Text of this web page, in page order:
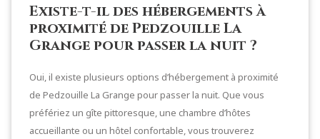
Existe-t-il des hébergements à
proximité de Pedzouille La
Grange pour passer la nuit ?
Oui, il existe plusieurs options d’hébergement à proximité
de Pedzouille La Grange pour passer la nuit. Que vous
préfériez un gîte pittoresque, une chambre d’hôtes
accueillante ou un hôtel confortable, vous trouverez